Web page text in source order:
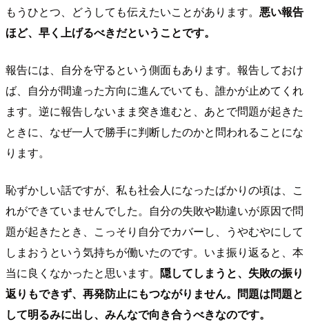
もうひとつ、どうしても伝えたいことがあります。 悪い報告
ほど、早く上げるべきだということです。
報告には、自分を守るという側面もあります。報告しておけ
ば、自分が間違った方向に進んでいても、誰かが止めてくれ
ます。逆に報告しないまま突き進むと、あとで問題が起きた
ときに、なぜ一人で勝手に判断したのかと問われることにな
ります。
恥ずかしい話ですが、私も社会人になったばかりの頃は、こ
れができていませんでした。自分の失敗や勘違いが原因で問
題が起きたとき、こっそり自分でカバーし、うやむやにして
しまおうという気持ちが働いたのです。いま振り返ると、本
当に良くなかったと思います。 隠してしまうと、失敗の振り
返りもできず、再発防止にもつながりません。問題は問題と
して明るみに出し、みんなで向き合うべきなのです。